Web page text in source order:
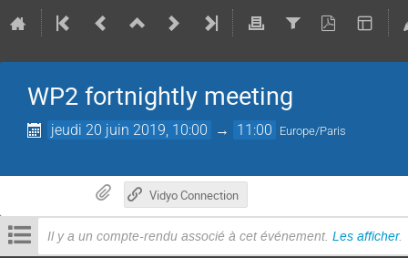
WP2 fortnightly meeting
jeudi 20 juin 2019, 10:00 → 11:00 Europe/Paris
Vidyo Connection
Il y a un compte-rendu associé à cet événement. Les afficher.